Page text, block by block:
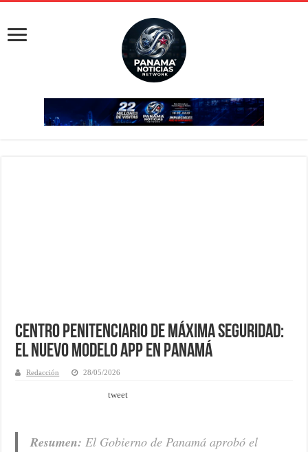
Centro Penitenciario de Máxima Seguridad:
El nuevo modelo APP en Panamá
Redacción 28/05/2026
tweet
Resumen: El Gobierno de Panamá aprobó el